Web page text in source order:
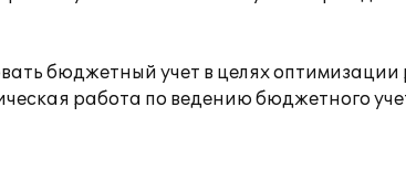
бюджетный учет в целях
работа по ведению бюджетного